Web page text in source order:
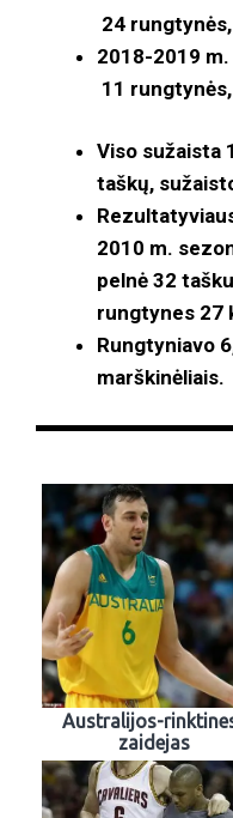
24
2018-2019
11
Viso sužaista
taškų,
2010 m.
pelnė 32
rungtynes 27
Rungtyniavo
marškinėliais.
Australijos-
zaidejas